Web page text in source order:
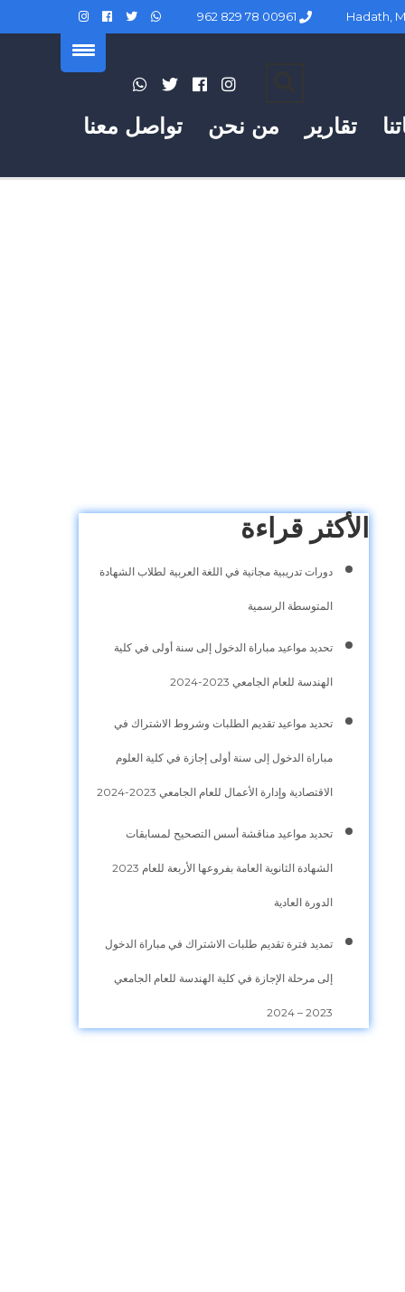
تواصل معنا من نحن تقارير
الأكثر قراءة
دورات تدريبية مجانية في اللغة العربية لطلاب الشهادة
المتوسطة الرسمية
تحديد مواعيد مباراة الدخول إلى سنة أولى في كلية
الهندسة للعام الجامعي 2023-2024
تحديد مواعيد تقديم الطلبات وشروط الاشتراك في
مباراة الدخول إلى سنة أولى إجازة في كلية العلوم
الاقتصادية وإدارة الأعمال للعام الجامعي 2023-2024
تحديد مواعيد مناقشة أسس التصحيح لمسابقات
الشهادة الثانوية العامة بفروعها الأربعة للعام 2023
الدورة العادية
تمديد فترة تقديم طلبات الاشتراك في مباراة الدخول
إلى مرحلة الإجازة في كلية الهندسة للعام الجامعي
2023 – 2024